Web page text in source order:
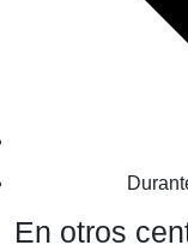
En otros